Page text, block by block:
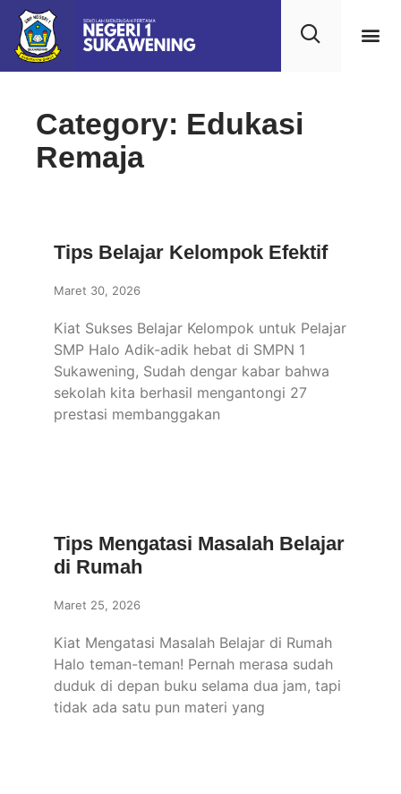
Category: Edukasi
Remaja
Tips Belajar Kelompok Efektif
Maret 30, 2026
Kiat Sukses Belajar Kelompok untuk Pelajar
SMP Halo Adik-adik hebat di SMPN 1
Sukawening, Sudah dengar kabar bahwa
sekolah kita berhasil mengantongi 27
prestasi membanggakan
Tips Mengatasi Masalah Belajar
di Rumah
Maret 25, 2026
Kiat Mengatasi Masalah Belajar di Rumah
Halo teman-teman! Pernah merasa sudah
duduk di depan buku selama dua jam, tapi
tidak ada satu pun materi yang